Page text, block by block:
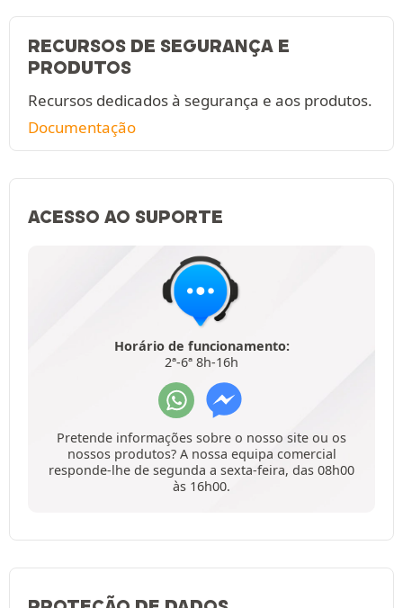
RECURSOS DE SEGURANÇA E
PRODUTOS
Recursos dedicados à segurança e aos produtos.
Documentação
ACESSO AO SUPORTE
Horário de funcionamento:
2ª-6ª 8h-16h
Pretende informações sobre o nosso site ou os
nossos produtos? A nossa equipa comercial
responde-lhe de segunda a sexta-feira, das 08h00
às 16h00.